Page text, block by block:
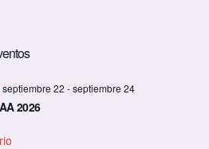
D
e
s
a
septiembre 22 -septiembre 24
2026